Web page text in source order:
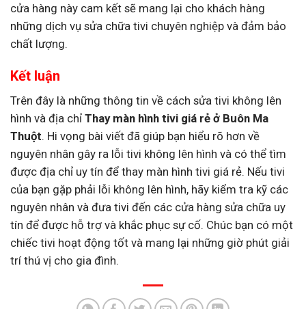
cửa hàng này cam kết sẽ mang lại cho khách hàng
những dịch vụ sửa chữa tivi chuyên nghiệp và đảm bảo
chất lượng.
Kết luận
Trên đây là những thông tin về cách sửa tivi không lên
hình và địa chỉ Thay màn hình tivi giá rẻ ở Buôn Ma
Thuột. Hi vọng bài viết đã giúp bạn hiểu rõ hơn về
nguyên nhân gây ra lỗi tivi không lên hình và có thể tìm
được địa chỉ uy tín để thay màn hình tivi giá rẻ. Nếu tivi
của bạn gặp phải lỗi không lên hình, hãy kiểm tra kỹ các
nguyên nhân và đưa tivi đến các cửa hàng sửa chữa uy
tín để được hỗ trợ và khắc phục sự cố. Chúc bạn có một
chiếc tivi hoạt động tốt và mang lại những giờ phút giải
trí thú vị cho gia đình.